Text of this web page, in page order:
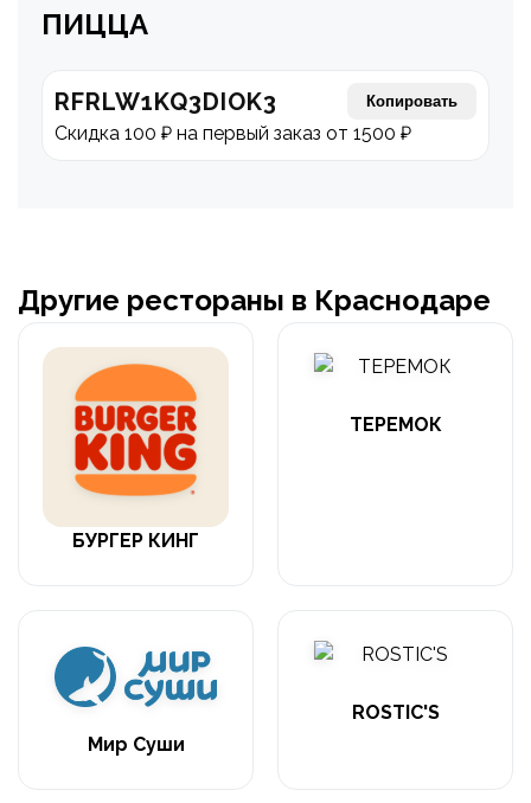
ПИЦЦА
RFRLW1KQ3DIOK3 Копировать
Скидка 100 ₽ на первый заказ от 1500 ₽
Другие рестораны в Краснодаре
БУРГЕР КИНГ
ТЕРЕМОК
Мир Суши
ROSTIC'S